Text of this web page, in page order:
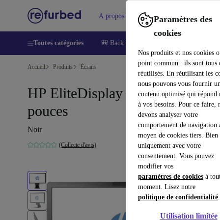
Paramètres des
cookies
Nos produits et nos cookies
point commun : ils sont tous
réutilisés. En réutilisant les
nous pouvons vous fournir
contenu optimisé qui répond
à vos besoins. Pour ce faire,
devons analyser votre
comportement de navigation
moyen de cookies tiers. Bien
uniquement avec votre
consentement. Vous pouvez
modifier vos
paramètres de cookies à
moment. Lisez notre
politique de confidentialité.
Utilisation limitée
À propos Aide
Toutes catégories 🎒 Back to school
Accueil Produits Écrans
HP EliteDisplay E221 | 21.5-
pouces
Noir
(Collecte d'avis)